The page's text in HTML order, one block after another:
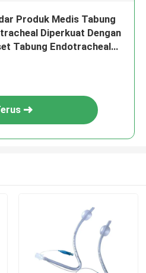
Produk Medis Tabung
Diperkuat Dengan
Tabung Endotracheal